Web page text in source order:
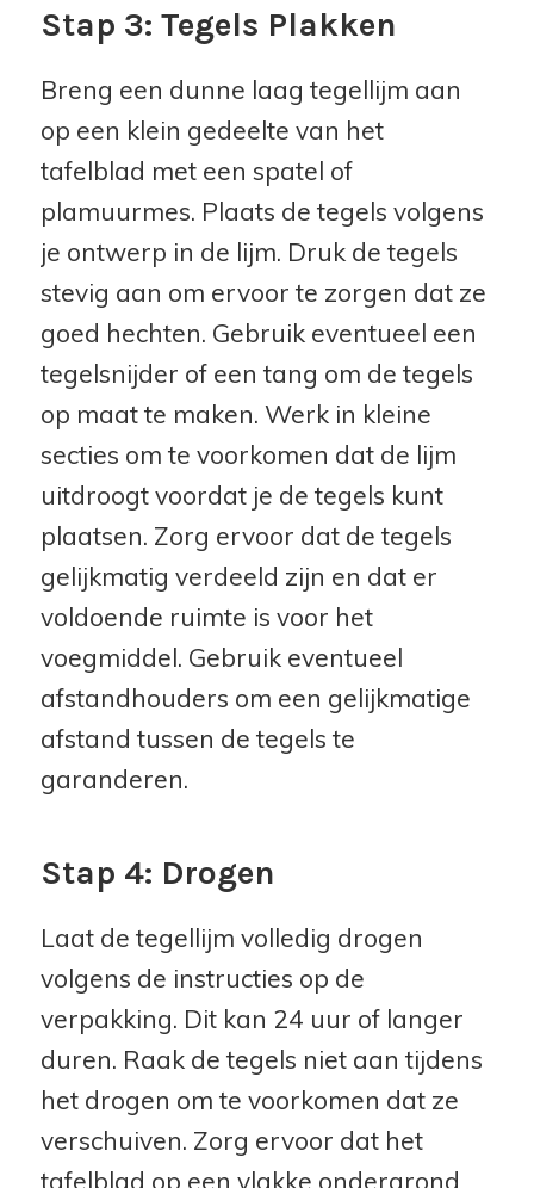
Stap 3: Tegels Plakken
Breng een dunne laag tegellijm aan
op een klein gedeelte van het
tafelblad met een spatel of
plamuurmes. Plaats de tegels volgens
je ontwerp in de lijm. Druk de tegels
stevig aan om ervoor te zorgen dat ze
goed hechten. Gebruik eventueel een
tegelsnijder of een tang om de tegels
op maat te maken. Werk in kleine
secties om te voorkomen dat de lijm
uitdroogt voordat je de tegels kunt
plaatsen. Zorg ervoor dat de tegels
gelijkmatig verdeeld zijn en dat er
voldoende ruimte is voor het
voegmiddel. Gebruik eventueel
afstandhouders om een gelijkmatige
afstand tussen de tegels te
garanderen.
Stap 4: Drogen
Laat de tegellijm volledig drogen
volgens de instructies op de
verpakking. Dit kan 24 uur of langer
duren. Raak de tegels niet aan tijdens
het drogen om te voorkomen dat ze
verschuiven. Zorg ervoor dat het
tafelblad op een vlakke ondergrond